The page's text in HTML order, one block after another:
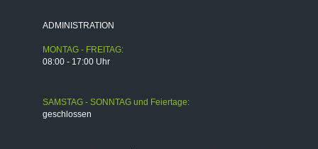
ADMINISTRATION
MONTAG - FREITAG:
08:00 - 17:00 Uhr
SAMSTAG - SONNTAG und Feiertage:
geschlossen